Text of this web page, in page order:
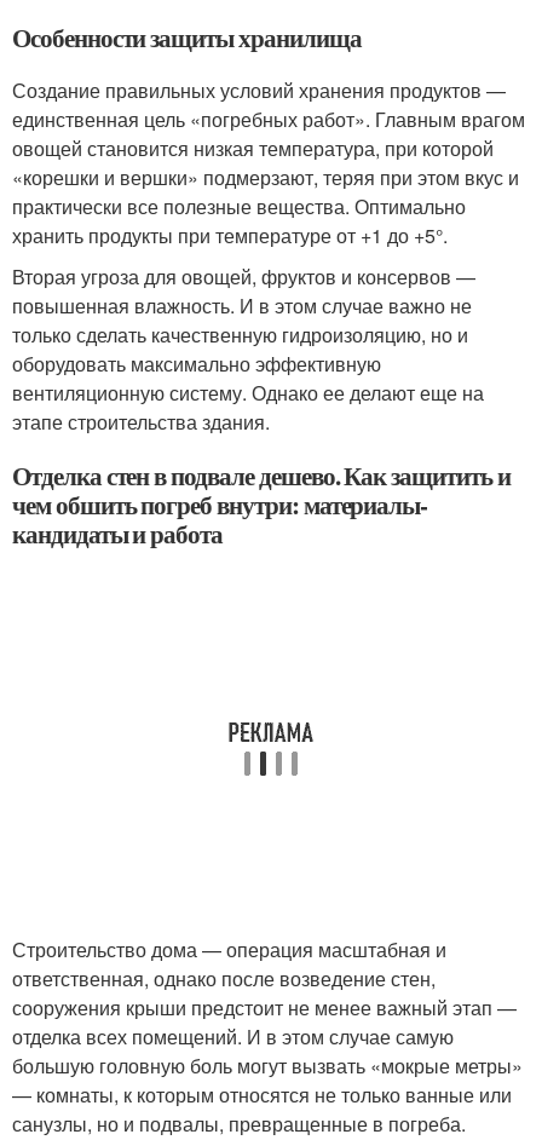
Особенности защиты хранилища
Создание правильных условий хранения продуктов —
единственная цель «погребных работ». Главным врагом
овощей становится низкая температура, при которой
«корешки и вершки» подмерзают, теряя при этом вкус и
практически все полезные вещества. Оптимально
хранить продукты при температуре от +1 до +5°.
Вторая угроза для овощей, фруктов и консервов —
повышенная влажность. И в этом случае важно не
только сделать качественную гидроизоляцию, но и
оборудовать максимально эффективную
вентиляционную систему. Однако ее делают еще на
этапе строительства здания.
Отделка стен в подвале дешево. Как защитить и
чем обшить погреб внутри: материалы-
кандидаты и работа
Строительство дома — операция масштабная и
ответственная, однако после возведение стен,
сооружения крыши предстоит не менее важный этап —
отделка всех помещений. И в этом случае самую
большую головную боль могут вызвать «мокрые метры»
— комнаты, к которым относятся не только ванные или
санузлы, но и подвалы, превращенные в погреба.